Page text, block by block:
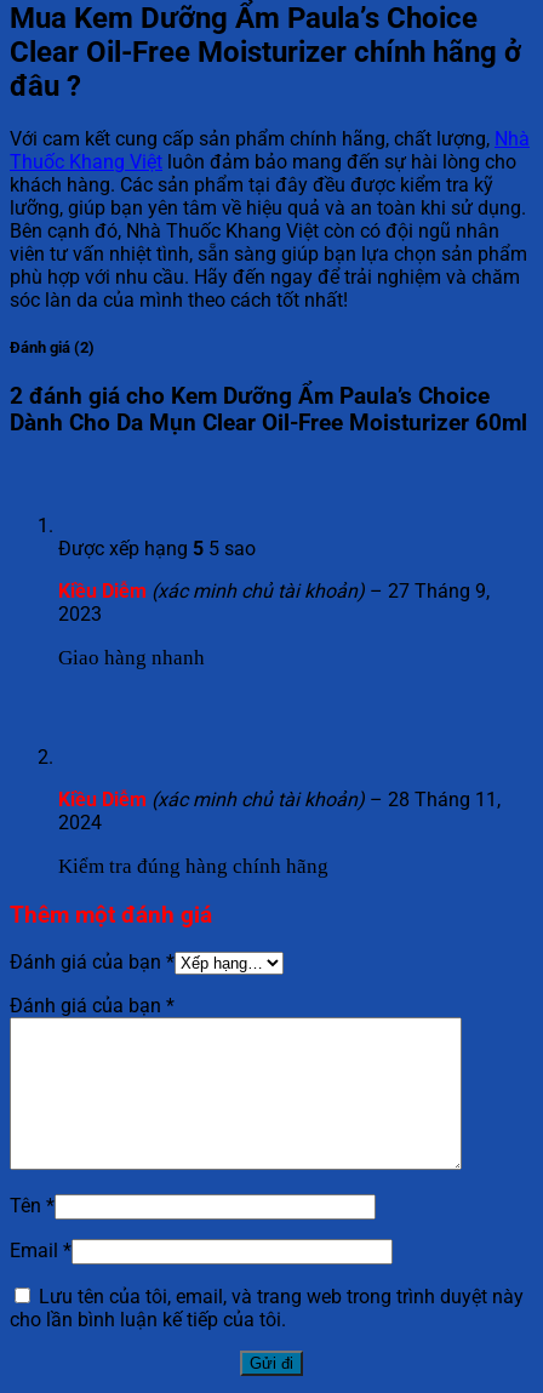
Mua Kem Dưỡng Ẩm Paula’s Choice
Clear Oil-Free Moisturizer chính hãng ở
đâu ?
Với cam kết cung cấp sản phẩm chính hãng, chất lượng, Nhà
Thuốc Khang Việt luôn đảm bảo mang đến sự hài lòng cho
khách hàng. Các sản phẩm tại đây đều được kiểm tra kỹ
lưỡng, giúp bạn yên tâm về hiệu quả và an toàn khi sử dụng.
Bên cạnh đó, Nhà Thuốc Khang Việt còn có đội ngũ nhân
viên tư vấn nhiệt tình, sẵn sàng giúp bạn lựa chọn sản phẩm
phù hợp với nhu cầu. Hãy đến ngay để trải nghiệm và chăm
sóc làn da của mình theo cách tốt nhất!
Đánh giá (2)
2 đánh giá cho Kem Dưỡng Ẩm Paula’s Choice
Dành Cho Da Mụn Clear Oil-Free Moisturizer 60ml
Được xếp hạng 5 5 sao
Kiều Diễm (xác minh chủ tài khoản) – 27 Tháng 9,
2023
Giao hàng nhanh
Kiều Diễm (xác minh chủ tài khoản) – 28 Tháng 11,
2024
Kiểm tra đúng hàng chính hãng
Thêm một đánh giá
Đánh giá của bạn *
Đánh giá của bạn *
Tên *
Email *
Lưu tên của tôi, email, và trang web trong trình duyệt này
cho lần bình luận kế tiếp của tôi.